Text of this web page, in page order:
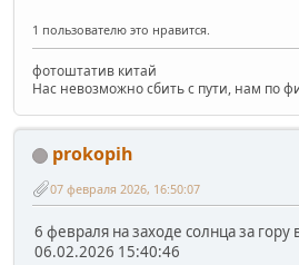
1 пользователю это нравится.
фотоштатив китай
Нас невозможно сбить с пути, нам по
prokopih
07 февраля 2026, 16:50:07
6 февраля на заходе солнца за гору
06.02.2026 15:40:46